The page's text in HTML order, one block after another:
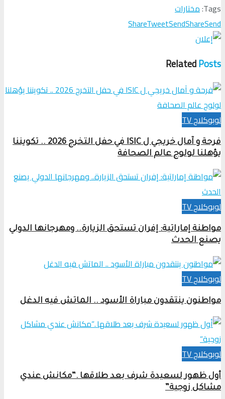
Tags: مختارات
ShareTweetSendShareSend
RelatedPosts
لوبوكلاج TV
فرحة و آمال خريجي ل ISIC في حفل التخرج 2026 .. تكويننا
يؤهلنا لولوج عالم الصحافة
لوبوكلاج TV
مواطنة إماراتية: إفران تستحق الزيارة.. ومهرجانها الدولي
يصنع الحدث
لوبوكلاج TV
مواطنون ينتقدون مباراة الأسود .. الماتش فيه الدغل
لوبوكلاج TV
أول ظهور لسعيدة شرف بعد طلاقها .”مكانش عندي
مشاكل زوجية”